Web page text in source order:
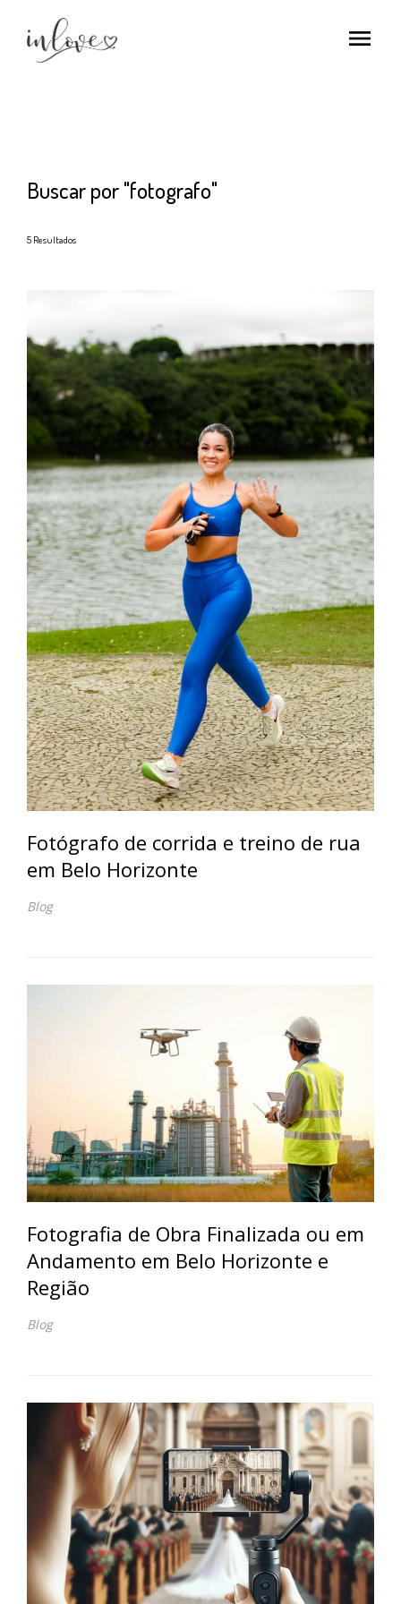
menu
Buscar por"fotografo"
5 Resultados
Fotógrafo de corrida e treino de rua
em Belo Horizonte
Blog
Fotografia de Obra Finalizada ou em
Andamento em Belo Horizonte e
Região
Blog